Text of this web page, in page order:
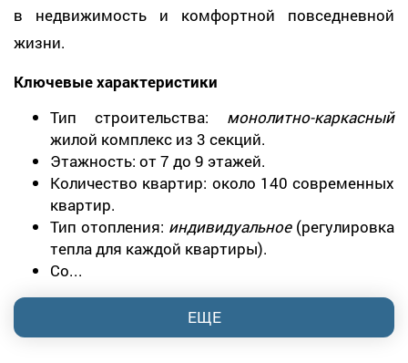
в недвижимость и комфортной повседневной
жизни.
Ключевые характеристики
Тип строительства: монолитно-каркасный
жилой комплекс из 3 секций.
Этажность: от 7 до 9 этажей.
Количество квартир: около 140 современных
квартир.
Тип отопления: индивидуальное(регулировка
тепла для каждой квартиры).
Со...
ЕЩЕ